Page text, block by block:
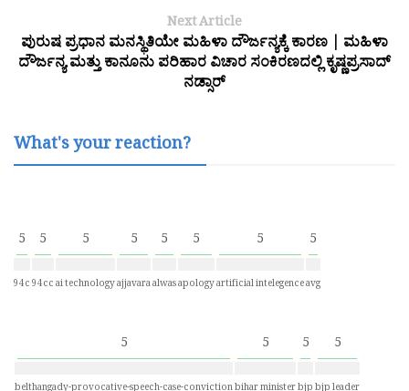
Next Article
ಪುರುಷ ಪ್ರಧಾನ ಮನಸ್ಥಿತಿಯೇ ಮಹಿಳಾ ದೌರ್ಜನ್ಯಕ್ಕೆ ಕಾರಣ | ಮಹಿಳಾ
ದೌರ್ಜನ್ಯ ಮತ್ತು ಕಾನೂನು ಪರಿಹಾರ ವಿಚಾರ ಸಂಕಿರಣದಲ್ಲಿ ಕೃಷ್ಣಪ್ರಸಾದ್
ನಡ್ಸಾರ್
What's your reaction?
5
94c
5
94cc
5
ai technology
5
ajjavara
5
alwas
5
apology
5
artificial intelegence
5
avg
5 5 5 5